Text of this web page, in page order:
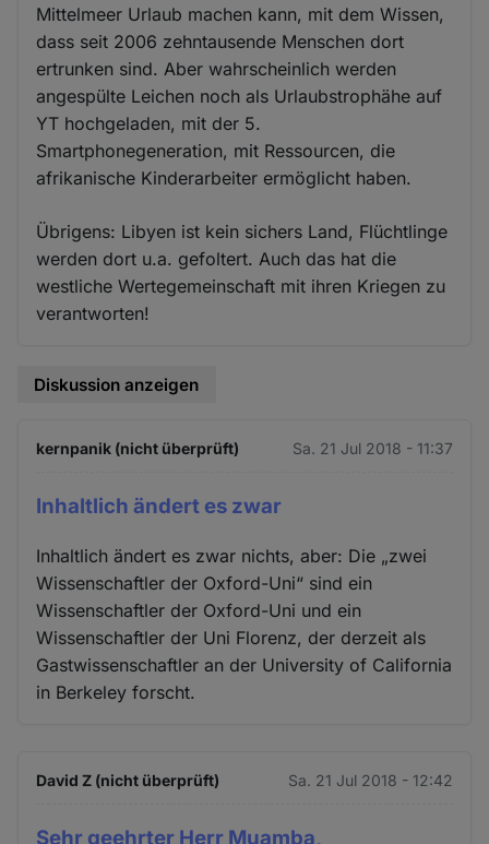
Mittelmeer Urlaub machen kann, mit dem Wissen,
dass seit 2006 zehntausende Menschen dort
ertrunken sind. Aber wahrscheinlich werden
angespülte Leichen noch als Urlaubstrophähe auf
YT hochgeladen, mit der 5.
Smartphonegeneration, mit Ressourcen, die
afrikanische Kinderarbeiter ermöglicht haben.
Übrigens: Libyen ist kein sichers Land, Flüchtlinge
werden dort u.a. gefoltert. Auch das hat die
westliche Wertegemeinschaft mit ihren Kriegen zu
verantworten!
Diskussion anzeigen
kernpanik (nicht überprüft) Sa. 21 Jul 2018 - 11:37
Inhaltlich ändert es zwar
Inhaltlich ändert es zwar nichts, aber: Die „zwei
Wissenschaftler der Oxford-Uni“ sind ein
Wissenschaftler der Oxford-Uni und ein
Wissenschaftler der Uni Florenz, der derzeit als
Gastwissenschaftler an der University of California
in Berkeley forscht.
David Z (nicht überprüft) Sa. 21 Jul 2018 - 12:42
Sehr geehrter Herr Muamba,